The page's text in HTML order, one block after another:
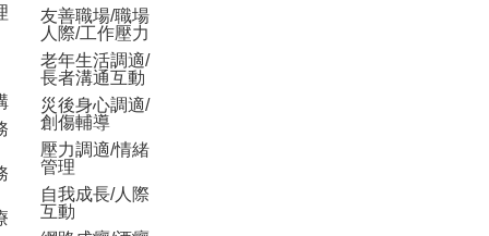
友善職場/職場
人際/工作壓力
老年生活調適/
長者溝通互動
災後身心調適/
創傷輔導
壓力調適/情緒
管理
自我成長/人際
互動